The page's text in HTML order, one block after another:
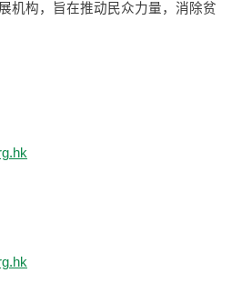
机构，旨在推动民众力量，消除贫